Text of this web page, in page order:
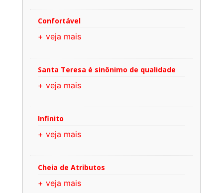
Confortável
+ veja mais
Santa Teresa é sinônimo de qualidade
+ veja mais
Infinito
+ veja mais
Cheia de Atributos
+ veja mais